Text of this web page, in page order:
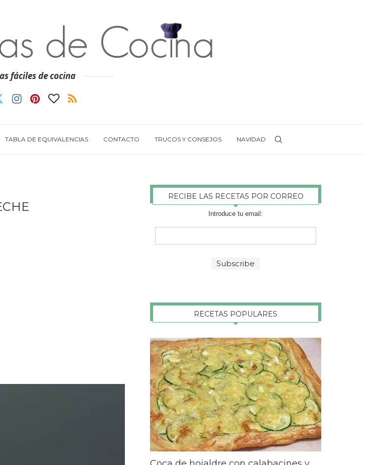
fáciles de cocina
TABLA DE EQUIVALENCIAS CONTACTO TRUCOS Y CONSEJOS NAVIDAD
RECIBE LAS RECETAS POR CORREO
Introduce tu email:
RECETAS POPULARES